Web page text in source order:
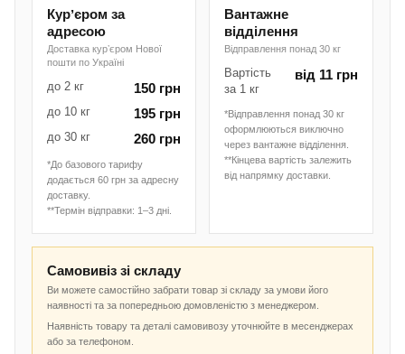
Курʼєром за
адресою
Доставка курʼєром Нової
пошти по Україні
до 2 кг 150 грн
до 10 кг 195 грн
до 30 кг 260 грн
*До базового тарифу
додається 60 грн за адресну
доставку.
**Термін відправки: 1–3 дні.
Вантажне
відділення
Відправлення понад 30 кг
Вартість
за 1 кг
від 11 грн
*Відправлення понад 30 кг
оформлюються виключно
через вантажне відділення.
**Кінцева вартість залежить
від напрямку доставки.
Самовивіз зі складу
Ви можете самостійно забрати товар зі складу за умови його
наявності та за попередньою домовленістю з менеджером.
Наявність товару та деталі самовивозу уточнюйте в месенджерах
або за телефоном.